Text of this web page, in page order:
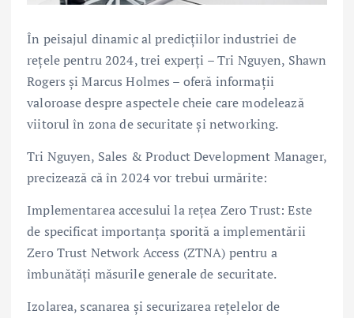
În peisajul dinamic al predicțiilor industriei de
rețele pentru 2024, trei experți – Tri Nguyen, Shawn
Rogers și Marcus Holmes – oferă informații
valoroase despre aspectele cheie care modelează
viitorul în zona de securitate și networking.
Tri Nguyen, Sales & Product Development Manager,
precizează că în 2024 vor trebui urmărite:
Implementarea accesului la rețea Zero Trust: Este
de specificat importanța sporită a implementării
Zero Trust Network Access (ZTNA) pentru a
îmbunătăți măsurile generale de securitate.
Izolarea, scanarea și securizarea rețelelor de